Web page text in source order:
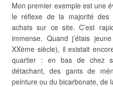
Mon premier exemple est une
le réflexe de la majorité
achats sur ce site. C’est
immense. Quand j’étais
XXème siècle), il existait
quartier : en bas de chez
détachant, des gants de
peinture ou du bicarbonate, de